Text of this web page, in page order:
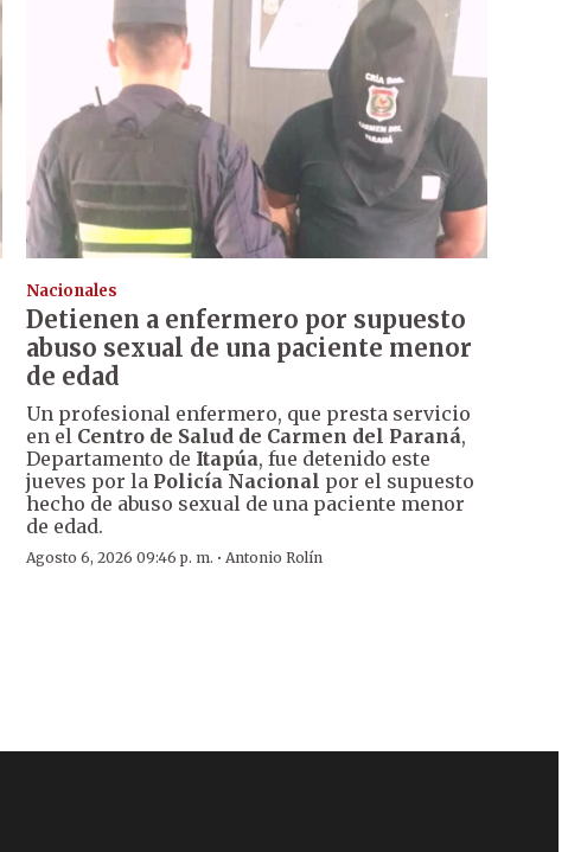
Nacionales
Detienen a enfermero por supuesto
abuso sexual de una paciente menor
de edad
Un profesional enfermero, que presta servicio
en el Centro de Salud de Carmen del Paraná,
Departamento de Itapúa, fue detenido este
jueves por la Policía Nacional por el supuesto
hecho de abuso sexual de una paciente menor
de edad.
Agosto 6, 2026 09:46 p. m. · Antonio Rolín